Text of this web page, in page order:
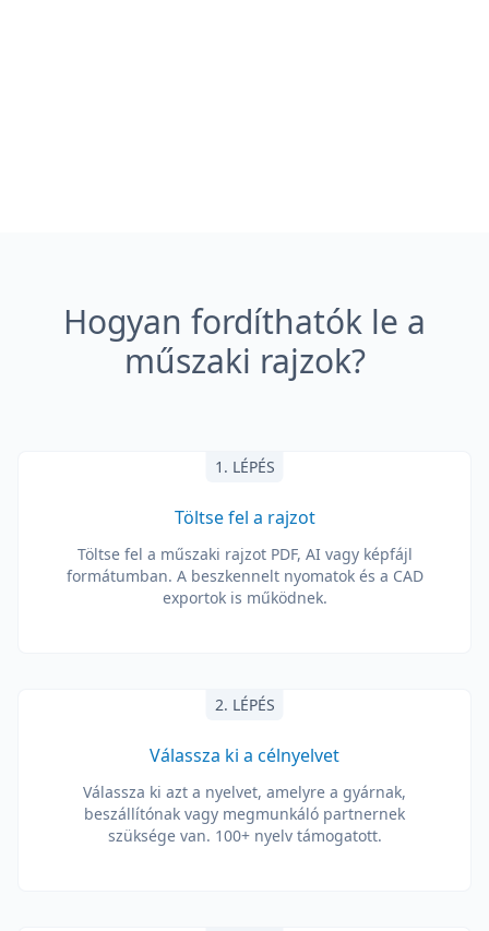
Hogyan fordíthatók le a
műszaki rajzok?
1. LÉPÉS
Töltse fel a rajzot
Töltse fel a műszaki rajzot PDF, AI vagy képfájl
formátumban. A beszkennelt nyomatok és a CAD
exportok is működnek.
2. LÉPÉS
Válassza ki a célnyelvet
Válassza ki azt a nyelvet, amelyre a gyárnak,
beszállítónak vagy megmunkáló partnernek
szüksége van. 100+ nyelv támogatott.